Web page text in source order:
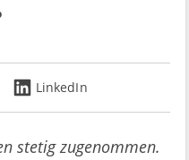
LinkedIn
stetig zugenommen.